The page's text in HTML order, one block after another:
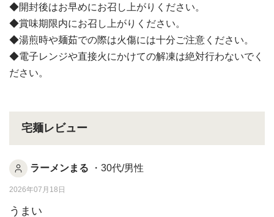
◆開封後はお早めにお召し上がりください。
◆賞味期限内にお召し上がりください。
◆湯煎時や麺茹での際は火傷には十分ご注意ください。
◆電子レンジや直接火にかけての解凍は絶対行わないでく
ださい。
宅麺レビュー
ラーメンまる ・30代/男性
2026年07月18日
うまい